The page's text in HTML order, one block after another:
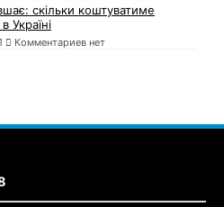
скільки коштуватиме
Україні
Комментариев нет